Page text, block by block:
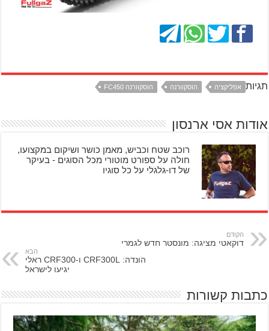
תגיות אפליקציה הוסקוורנה הוסקוורנה FC450
אודות אסי ארנסון
רוכב שטח וכביש, מאמן כושר ושיקום במקצועו,
חולה על ספורט מוטורי מכל הסוגים - בעיקר
של דו-גלגלי על כל סוגיו
הקודם
דוקאטי מציגה: מונסטר חדש לגמרי
הבא
הונדה: CRF300L ו-CRF300 ראלי
יגיעו לישראל
כתבות קשורות